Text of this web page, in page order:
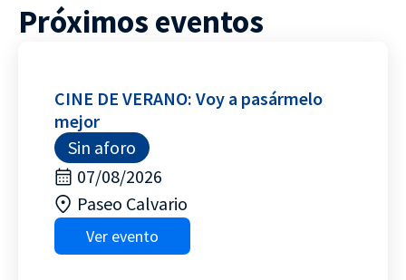
Próximos eventos
CINE DE VERANO: Voy a pasármelo
mejor
Sin aforo
07/08/2026
Paseo Calvario
Ver evento